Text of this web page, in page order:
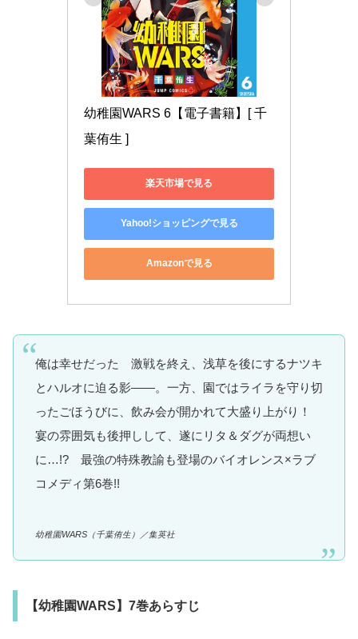
幼稚園WARS 6【電子書籍】[ 千
葉侑生 ]
楽天市場で見る
Yahoo!ショッピングで見る
Amazonで見る
俺は幸せだった 激戦を終え、浅草を後にするナツキ
とハルオに迫る影――。一方、園ではライラを守り切
ったごほうびに、飲み会が開かれて大盛り上がり！
宴の雰囲気も後押しして、遂にリタ＆ダグが両想い
に…!? 最強の特殊教諭も登場のバイオレンス×ラブ
コメディ第6巻!!
幼稚園WARS（千葉侑生）／集英社
【幼稚園WARS】7巻あらすじ